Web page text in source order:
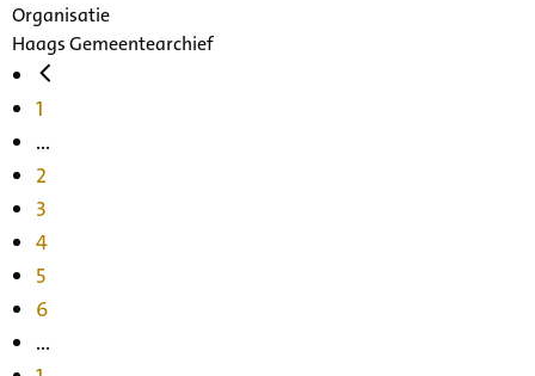
Organisatie
Haags Gemeentearchief
1
...
2
3
4
5
6
...